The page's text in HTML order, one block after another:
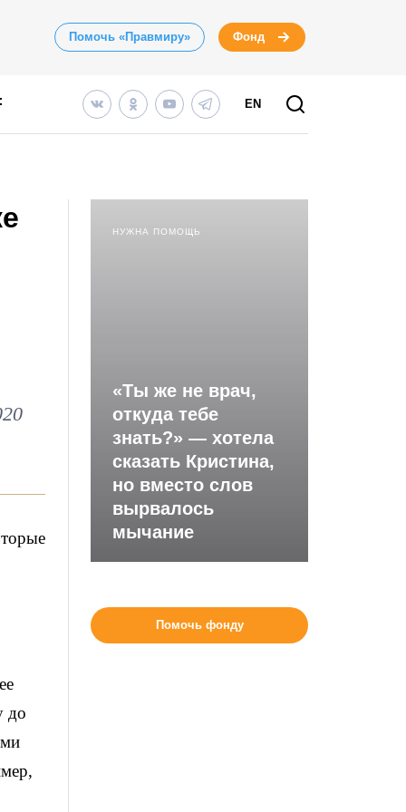
Помочь «Правмиру» Фонд
EN
до
НУЖНА ПОМОЩЬ
«Ты же не врач,
откуда тебе
знать?» — хотела
сказать Кристина,
но вместо слов
вырвалось
мычание
Помочь фонду